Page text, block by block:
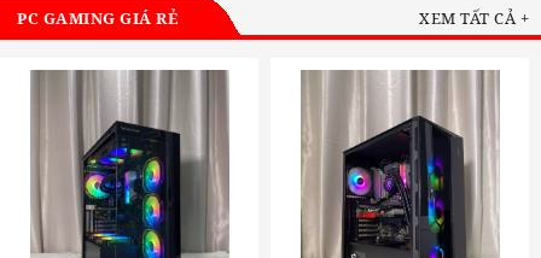
PC GAMING GIÁ RẺ XEM TẤT CẢ +